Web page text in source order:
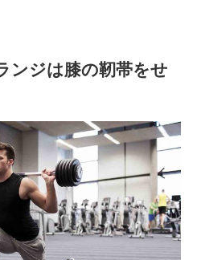
ンジは膝の靭帯をせ